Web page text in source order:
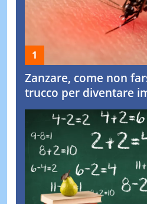
Zanzare, come non
trucco per diventare